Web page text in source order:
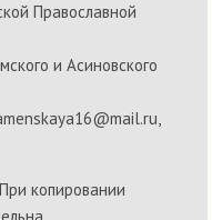
Православной
и Асиновского
копировании